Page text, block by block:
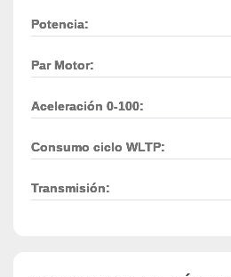
Potencia:
Par Motor:
Aceleración 0-100:
Consumo ciclo WLTP:
Transmisión: